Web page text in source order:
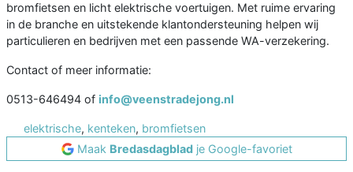
bromfietsen en licht elektrische voertuigen. Met ruime ervaring
in de branche en uitstekende klantondersteuning helpen wij
particulieren en bedrijven met een passende WA-verzekering.
Contact of meer informatie:
0513-646494 of info@veenstradejong.nl
elektrische, kenteken, bromfietsen
Maak Bredasdagbladje Google-favoriet